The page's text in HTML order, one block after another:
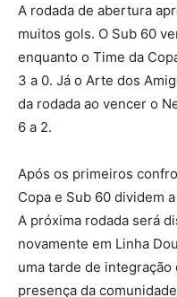
A rodada de abertura
muitos gols. O Sub 60
enquanto o Time da
3 a 0. Já o Arte dos
da rodada ao vencer o
6 a 2.
Após os primeiros
Copa e Sub 60 dividem
A próxima rodada será
novamente em Linha
uma tarde de
presença da